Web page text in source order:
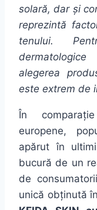
solară, dar și
reprezintă
tenului.
dermatologice
alegerea
este extrem de
În comparație
europene,
apărut în
bucură de un
de consumatorii
unică obținută în